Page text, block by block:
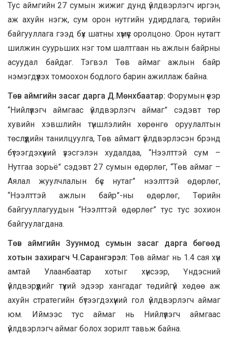
Тус аймгийн 27 сумын жижиг дунд үйлдвэрлэгч иргэн,
аж ахуйн нэгж, сум орон нутгийн удирдлага, төрийн
байгууллага гээд бүх шатны хүмүүс оролцоно. Орон нутагт
шилжин суурьших нэг том шалтгаан нь ажлын байрны
асуудал байдаг. Тэгвэл Төв аймаг ажлын байр
нэмэгдүүлэх томоохон бодлого барин ажиллаж байна.
Төв аймгийн засаг дарга Д.Мөнхбаатар: Форумын үеэр
“Нийлүүлэгч аймгаас үйлдвэрлэгч аймаг” сэдэвт төр
хувийн хэвшлийн түншлэлийн хөрөнгө оруулалтын
төслүүдийн танилцуулга, Төв аймагт үйлдвэрлэсэн брэнд
бүтээгдэхүүний үзэсгэлэн худалдаа, “Нээлттэй сум –
Нутгаа зорьё” сэдэвт 27 сумын өдөрлөг, “Төв аймаг –
Аялал жуулчлалын бүс нутаг” нээлттэй өдөрлөг,
“Нээлттэй ажлын байр”-ны өдөрлөг, Төрийн
байгууллагуудын “Нээлттэй өдөрлөг” тус тус зохион
байгуулагдана.
Төв аймгийн Зуунмод сумын засаг дарга бөгөөд
хотын захирагч Ч.Сарангэрэл: Төв аймаг нь 1.4 сая хүн
амтай Улаанбаатар хотыг хүнсээр, Үндэсний
үйлдвэрүүдийг түүхий эдээр хангадаг төдийгүй хөдөө аж
ахуйн стратегийн бүтээгдэхүүний гол үйлдвэрлэгч аймаг
юм. Иймээс тус аймаг нь Нийлүүлэгч аймгаас
үйлдвэрлэгч аймаг болох зорилт тавьж байна.